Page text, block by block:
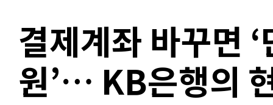
결제계좌 바꾸면
원’… KB은행의